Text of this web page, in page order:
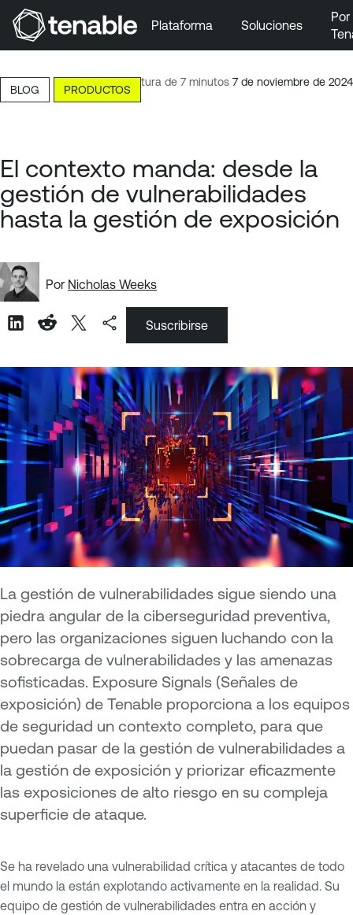
Ir al contenido principal
Ir al pie de página
Plataforma Soluciones
Lectura de 7 minutos 7 de noviembre de 2024
BLOG PRODUCTOS
El contexto manda: desde la
gestión de vulnerabilidades
hasta la gestión de exposición
Por Nicholas Weeks
Suscribirse
La gestión de vulnerabilidades sigue siendo una
piedra angular de la ciberseguridad preventiva,
pero las organizaciones siguen luchando con la
sobrecarga de vulnerabilidades y las amenazas
sofisticadas. Exposure Signals (Señales de
exposición) de Tenable proporciona a los equipos
de seguridad un contexto completo, para que
puedan pasar de la gestión de vulnerabilidades a
la gestión de exposición y priorizar eficazmente
las exposiciones de alto riesgo en su compleja
superficie de ataque.
Se ha revelado una vulnerabilidad crítica y atacantes de todo
el mundo la están explotando activamente en la realidad. Su
equipo de gestión de vulnerabilidades entra en acción y